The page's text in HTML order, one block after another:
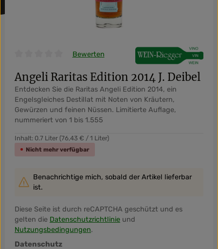
Durchschnittliche Bewertung von 0 von 5 Sternen
Bewerten
Angeli Raritas Edition 2014 J. Deibel
Entdecken Sie die Raritas Angeli Edition 2014, ein
Engelsgleiches Destillat mit Noten von Kräutern,
Gewürzen und feinen Nüssen. Limitierte Auflage,
nummeriert von 1 bis 1.555
Inhalt: 0.7 Liter (76,43 € / 1 Liter)
Nicht mehr verfügbar
Benachrichtige mich, sobald der Artikel lieferbar
ist.
Diese Seite ist durch reCAPTCHA geschützt und es
gelten die Datenschutzrichtlinie und
Nutzungsbedingungen.
Datenschutz